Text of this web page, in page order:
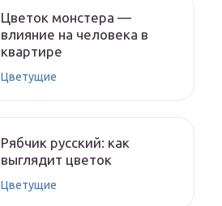
Цветок монстера —
влияние на человека в
квартире
Цветущие
Рябчик русский: как
выглядит цветок
Цветущие